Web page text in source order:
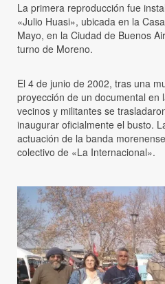
La primera reproducción fue
«Julio Huasi», ubicada en la
Mayo, en la Ciudad de Buenos
turno de Moreno.
El 4 de junio de 2002, tras una
proyección de un documental en
vecinos y militantes se
inaugurar oficialmente el busto.
actuación de la banda
colectivo de «La Internacional».